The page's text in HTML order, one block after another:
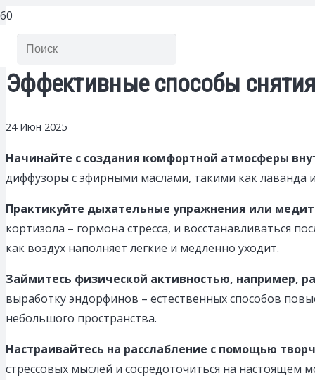
Эффективные способы
24 Июн 2025
Начинайте с создания комфортной атмосферы
диффузоры с эфирными маслами, такими как лаванда
Практикуйте дыхательные упражнения или
кортизола – гормона стресса, и восстанавливаться
как воздух наполняет легкие и медленно уходит.
Займитесь физической активностью, например,
выработку эндорфинов – естественных способов
небольшого пространства.
Настраивайтесь на расслабление с помощью
стрессовых мыслей и сосредоточиться на настоящем